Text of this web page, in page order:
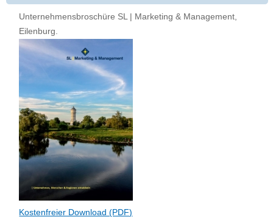
Unternehmensbroschüre SL | Marketing & Management,
Eilenburg.
Kostenfreier Download (PDF)